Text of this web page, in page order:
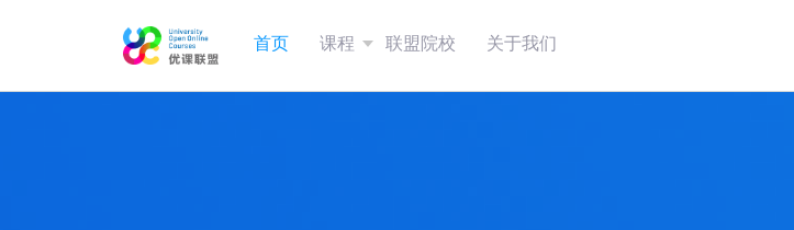
首页 课程 联盟院校 关于我们